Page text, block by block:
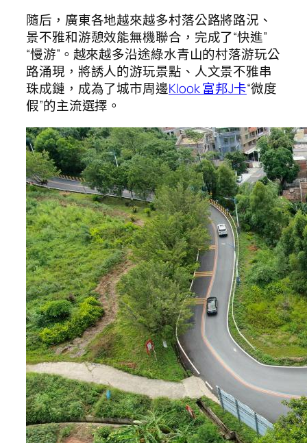
隨后，廣東各地越來越多村落公路將路況、
景不雅和游憩效能無機聯合，完成了“快進”
“慢游”。越來越多沿途綠水青山的村落游玩公
路涌現，將誘人的游玩景點、人文景不雅串
珠成鏈，成為了城市周邊Klook 富邦J卡“微度
假”的主流選擇。